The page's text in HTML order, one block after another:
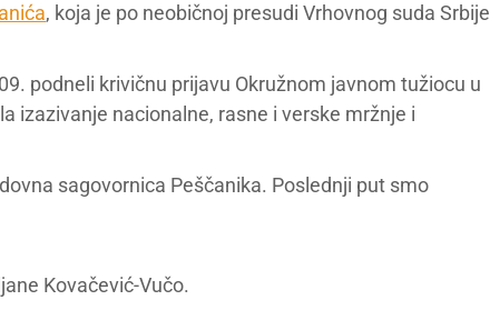
, koja je po neobičnoj presudi Vrhovnog suda Srbije
podneli krivičnu prijavu Okružnom javnom tužiocu u
izazivanje nacionalne, rasne i verske mržnje i
sagovornica Peščanika. Poslednji put smo
Kovačević-Vučo.